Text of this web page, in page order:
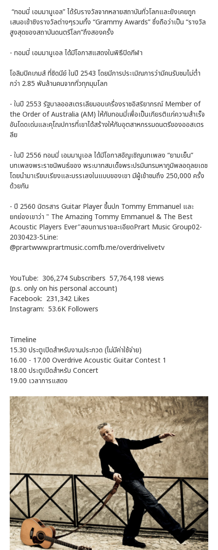
“ทอมมี่ เอมมานูเอล” ได้รับรางวัลจากหลายสถาบันทั่วโลกและยังเคยถูก
เสนอเข้าชิงรางวัลต่างๆรวมทั้ง “Grammy Awards” ซึ่งถือว่าเป็น “รางวัล
สูงสุดของสถาบันดนตรีโลก”ถึงสองครั้ง
- ทอมมี่ เอมมานูเอล ได้มีโอกาสแสดงในพิธีปิดกีฬา
โอลิมปิคเกมส์ ที่ซิดนีย์ ในปี 2543 โดยมีการประเมิณการว่ามีคนรับชมไม่ต่ำ
กว่า 2.85 พันล้านคนจากทั่วทุกมุมโลก
- ในปี 2553 รัฐบาลออสเตรเลียมอบเครื่องราชอิสริยาภรณ์ Member of
the Order of Australia (AM) ให้กับทอมมี่เพื่อเป็นเกียรติแก่ความสำเร็จ
อันโดดเด่นและคุโณปการที่เขาได้สร้างให้กับอุตสาหกรรมดนตรีของออสเตร
ลีย
- ในปี 2556 ทอมมี่ เอมมานูเอล ได้มีโอกาสอัญเชิญบทเพลง “ยามเย็น”
บทเพลงพระราชนิพนธ์ของ พระบาทสมเด็จพระปรมินทรมหาภูมิพลอดุลยเดช
โดยนำมาเรียบเรียงและบรรเลงในแบบของเขา มีผู้เข้าชมถึง 250,000 ครั้ง
ด้วยกัน
- ปี 2560 นิตรสาร Guitar Player ขึ้นปก Tommy Emmanuel และ
ยกย่องเขาว่า " The Amazing Tommy Emmanuel & The Best
Acoustic Players Ever"สอบถามรายละเอียดPrart Music Group02-
2030423-5Line:
@prartwww.prartmusic.comfb.me/overdrivelivetv
YouTube: 306,274 Subscribers 57,764,198 views
(p.s. only on his personal account)
Facebook: 231,342 Likes
Instagram: 53.6K Followers
Timeline
15.30 ประตูเปิดสำหรับงานประกวด (ไม่มีค่าใช้จ่าย)
16.00 - 17.00 Overdrive Acoustic Guitar Contest 1
18.00 ประตูเปิดสำหรับ Concert
19.00 เวลาการแสดง